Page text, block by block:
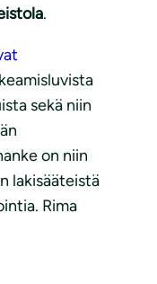
.
sekä niin
on niin
lakisääteistä
Rima